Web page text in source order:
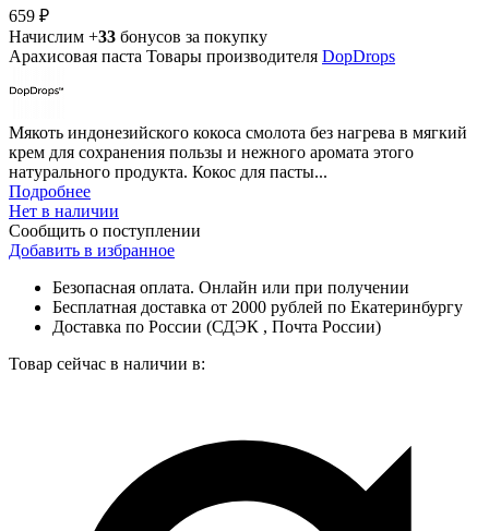
659 ₽
Начислим +33 бонусов за покупку
Арахисовая паста Товары производителя DopDrops
Мякоть индонезийского кокоса смолота без нагрева в мягкий
крем для сохранения пользы и нежного аромата этого
натурального продукта. Кокос для пасты...
Подробнее
Нет в наличии
Сообщить о поступлении
Добавить в избранное
Безопасная оплата. Онлайн или при получении
Бесплатная доставка от 2000 рублей по Екатеринбургу
Доставка по России (СДЭК , Почта России)
Товар сейчас в наличии в: